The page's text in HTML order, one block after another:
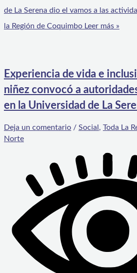
de La Serena dio el vamos a las
la Región de Coquimbo Leer más »
Experiencia de vida e
niñez convocó a
en la Universidad de La
Deja un comentario / Social , Toda La
Norte